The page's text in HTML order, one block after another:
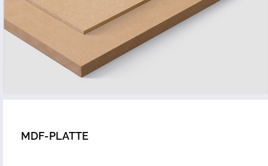
MDF-PLATTE